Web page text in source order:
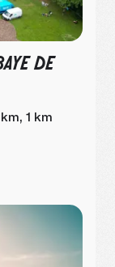
DE
1 km